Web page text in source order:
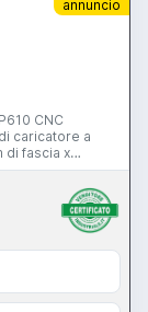
annuncio